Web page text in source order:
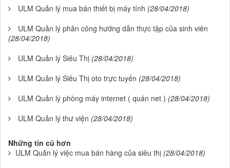
ULM Quản lý mua bán thiết bị máy tính (28/04/2018)
ULM Quản lý phân công hướng dẫn thực tập của sinh viên
(28/04/2018)
ULM Quản lý Siêu Thị (28/04/2018)
ULM Quản lý Siêu Thị oto trực tuyến (28/04/2018)
ULM Quản lý phòng máy internet ( quán net ) (28/04/2018)
ULM Quản lý thư viện (28/04/2018)
Những tin cũ hơn
ULM Quản lý việc mua bán hàng của siêu thị (28/04/2018)